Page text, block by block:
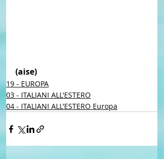
(aise)
19 - EUROPA
03 - ITALIANI ALL'ESTERO
04 - ITALIANI ALL'ESTERO Europa